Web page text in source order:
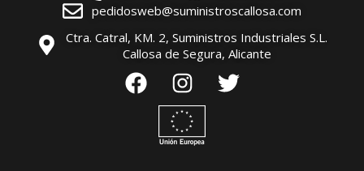
pedidosweb@suministroscallosa.com
Ctra. Catral, KM. 2, Suministros Industriales S.L.
Callosa de Segura, Alicante